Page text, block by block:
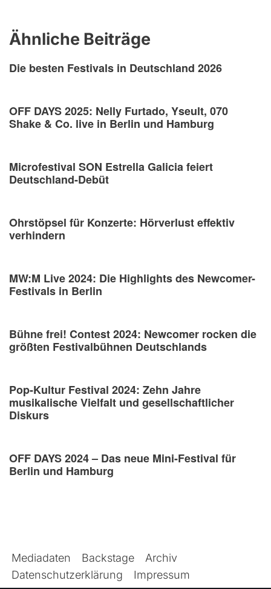
Ähnliche Beiträge
Die besten Festivals in Deutschland 2026
OFF DAYS 2025: Nelly Furtado, Yseult, 070
Shake & Co. live in Berlin und Hamburg
Microfestival SON Estrella Galicia feiert
Deutschland-Debüt
Ohrstöpsel für Konzerte: Hörverlust effektiv
verhindern
MW:M Live 2024: Die Highlights des Newcomer-
Festivals in Berlin
Bühne frei! Contest 2024: Newcomer rocken die
größten Festivalbühnen Deutschlands
Pop-Kultur Festival 2024: Zehn Jahre
musikalische Vielfalt und gesellschaftlicher
Diskurs
OFF DAYS 2024 – Das neue Mini-Festival für
Berlin und Hamburg
Mediadaten Backstage
Archiv
Datenschutzerklärung
Impressum